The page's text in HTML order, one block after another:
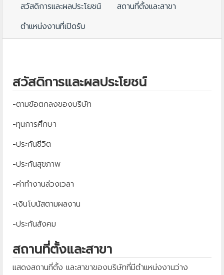
สวัสดิการและผลประโยชน์
สถานที่ตั้งและสาขา
ตำแหน่งงานที่เปิดรับ
สวัสดิการและผลประโยชน์
-ตามข้อตกลงของบริษัท
-ทุนการศึกษา
-ประกันชีวิต
-ประกันสุขภาพ
-ค่าทำงานล่วงเวลา
-เงินโบนัสตามผลงาน
-ประกันสังคม
สถานที่ตั้งและสาขา
แสดงสถานที่ตั้ง และสาขาของบริษัทที่มีตำแหน่งงานว่าง